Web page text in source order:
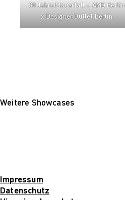
30 Jahre Mauerfall – AMD Berlin
x Designer Outlet Berlin
Weitere Showcases
Impressum
Datenschutz